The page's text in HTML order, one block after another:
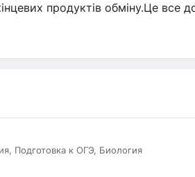
продуктів обміну.Це все
Подготовка к ОГЭ, Биология